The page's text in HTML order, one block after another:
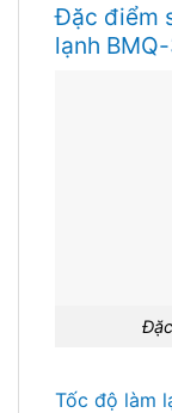
Đặc điểm
lạnh
Tốc độ làm